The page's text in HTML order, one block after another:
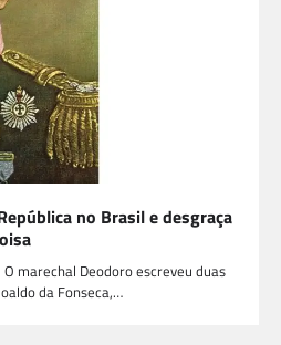
no Brasil e desgraça
O marechal Deodoro escreveu duas
da Fonseca,…